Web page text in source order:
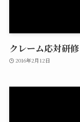
クレーム応対研修
2016年2月12日